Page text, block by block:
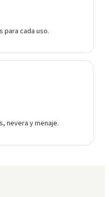
para cada uso.
nevera y menaje.